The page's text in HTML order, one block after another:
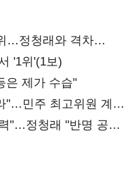
…정청래와 격차
'1위'(1보)
은 제가 수습"
"…민주 최고위원 계파
"…정청래 "반명 공세